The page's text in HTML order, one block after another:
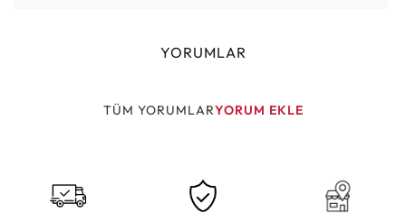
YORUMLAR
TÜM YORUMLARYORUM EKLE